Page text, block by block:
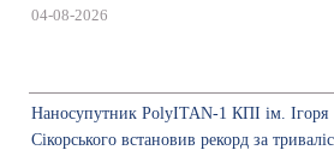
04-08-2026
Наносупутник PolyITAN-1 КПІ ім. Ігоря
Сікорського встановив рекорд за